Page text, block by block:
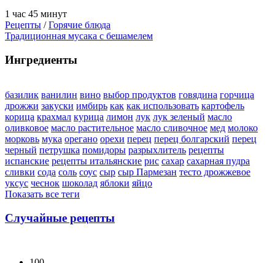
1 час 45 минут
Рецепты /Горячие блюда
Традиционная мусака с бешамелем
Ингредиенты
базилик ванилин вино выбор продуктов говядина горчица
дрожжи закуски имбирь как как использовать картофель
корица крахмал курица лимон лук лук зеленый масло
оливковое масло растительное масло сливочное мед молоко
морковь мука орегано орехи перец перец болгарский перец
черный петрушка помидоры разрыхлитель рецепты
испанские рецепты итальянские рис сахар сахарная пудра
сливки сода соль соус сыр сыр Пармезан тесто дрожжевое
уксус чеснок шоколад яблоки яйцо
Показать все теги
Случайные рецепты